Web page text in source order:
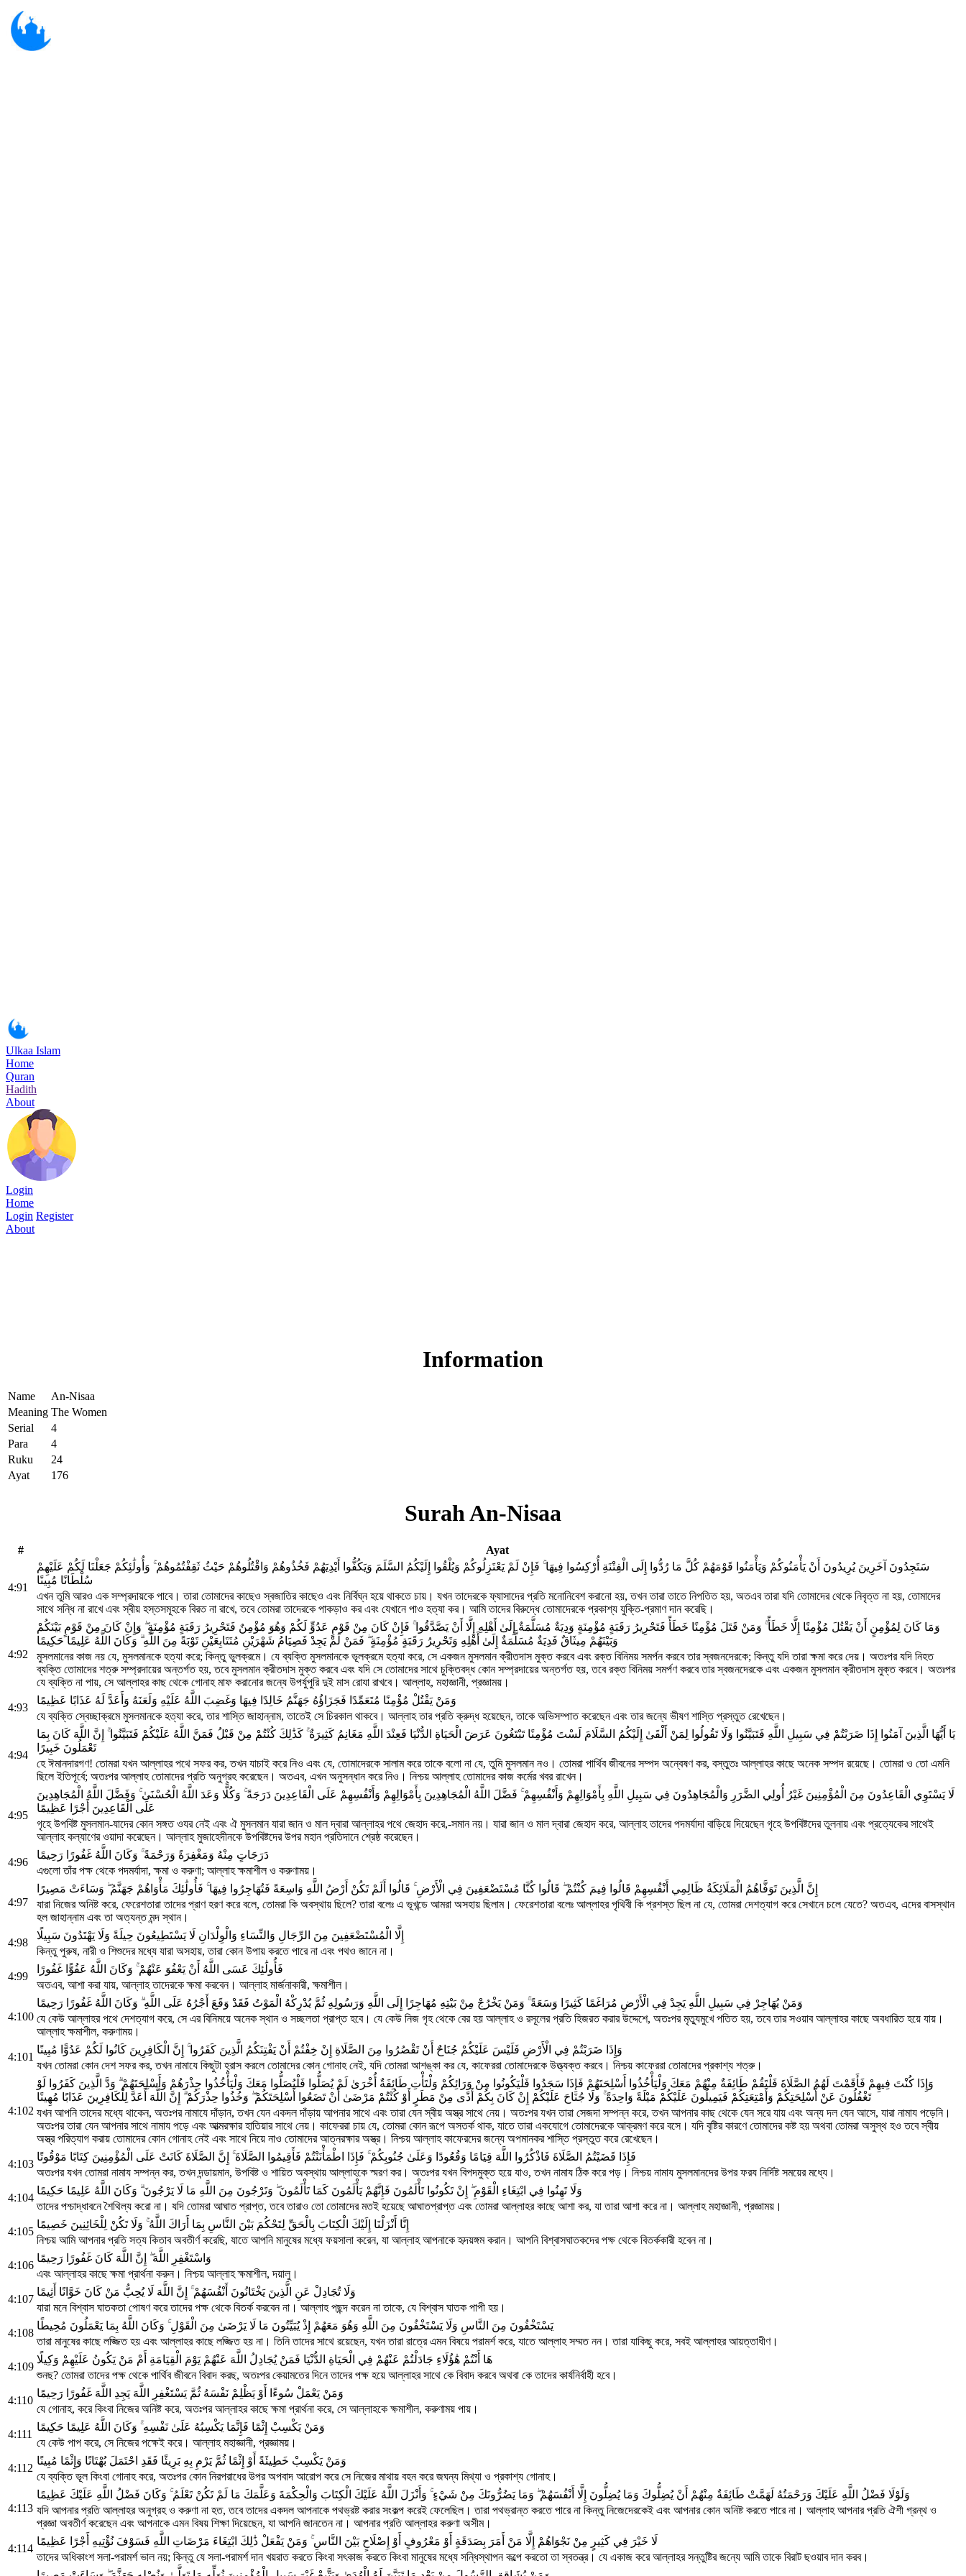
Ulkaa Islam
Home
Quran
Hadith
About
Login
Home
Login Register
About
Information
Name
An-Nisaa
Meaning The Women
Serial
4
Para
4
Ruku
24
Ayat
176
Surah An-Nisaa
# Ayat
4:91
سَتَجِدُونَ آخَرِينَ يُرِيدُونَ أَنْ يَأْمَنُوكُمْ وَيَأْمَنُوا قَوْمَهُمْ كُلَّ مَا رُدُّوا إِلَى الْفِتْنَةِ أُرْكِسُوا فِيهَا ۚ فَإِنْ لَمْ يَعْتَزِلُوكُمْ وَيُلْقُوا إِلَيْكُمُ السَّلَمَ وَيَكُفُّوا أَيْدِيَهُمْ فَخُذُوهُمْ وَاقْتُلُوهُمْ حَيْثُ ثَقِفْتُمُوهُمْ ۚ وَأُولَٰئِكُمْ جَعَلْنَا لَكُمْ عَلَيْهِمْ
سُلْطَانًا مُبِينًا
এখন তুমি আরও এক সম্প্রদায়কে পাবে। তারা তোমাদের কাছেও স্বজাতির কাছেও এবং নির্বিঘ্ন হয়ে থাকতে চায়। যখন তাদেরকে ফ্যাসাদের প্রতি মনোনিবেশ করানো হয়, তখন তারা তাতে নিপতিত হয়, অতএব তারা যদি তোমাদের থেকে নিবৃত্ত না হয়, তোমাদের
সাথে সন্ধি না রাখে এবং স্বীয় হস্তসমূহকে বিরত না রাখে, তবে তোমরা তাদেরকে পাকড়াও কর এবং যেখানে পাও হত্যা কর। আমি তাদের বিরুদ্ধে তোমাদেরকে প্রকাশ্য যুক্তি-প্রমাণ দান করেছি।
4:92
وَمَا كَانَ لِمُؤْمِنٍ أَنْ يَقْتُلَ مُؤْمِنًا إِلَّا خَطَأً ۚ وَمَنْ قَتَلَ مُؤْمِنًا خَطَأً فَتَحْرِيرُ رَقَبَةٍ مُؤْمِنَةٍ وَدِيَةٌ مُسَلَّمَةٌ إِلَىٰ أَهْلِهِ إِلَّا أَنْ يَصَّدَّقُوا ۚ فَإِنْ كَانَ مِنْ قَوْمٍ عَدُوٍّ لَكُمْ وَهُوَ مُؤْمِنٌ فَتَحْرِيرُ رَقَبَةٍ مُؤْمِنَةٍ ۖ وَإِنْ كَانَ مِنْ قَوْمٍ بَيْنَكُمْ
وَبَيْنَهُمْ مِيثَاقٌ فَدِيَةٌ مُسَلَّمَةٌ إِلَىٰ أَهْلِهِ وَتَحْرِيرُ رَقَبَةٍ مُؤْمِنَةٍ ۖ فَمَنْ لَمْ يَجِدْ فَصِيَامُ شَهْرَيْنِ مُتَتَابِعَيْنِ تَوْبَةً مِنَ اللَّهِ ۗ وَكَانَ اللَّهُ عَلِيمًا حَكِيمًا
মুসলমানের কাজ নয় যে, মুসলমানকে হত্যা করে; কিন্তু ভুলক্রমে। যে ব্যক্তি মুসলমানকে ভূলক্রমে হত্যা করে, সে একজন মুসলমান ক্রীতদাস মুক্ত করবে এবং রক্ত বিনিময় সমর্পন করবে তার স্বজনদেরকে; কিন্তু যদি তারা ক্ষমা করে দেয়। অতঃপর যদি নিহত
ব্যক্তি তোমাদের শত্রু সম্প্রদায়ের অন্তর্গত হয়, তবে মুসলমান ক্রীতদাস মুক্ত করবে এবং যদি সে তোমাদের সাথে চুক্তিবদ্ধ কোন সম্প্রদায়ের অন্তর্গত হয়, তবে রক্ত বিনিময় সমর্পণ করবে তার স্বজনদেরকে এবং একজন মুসলমান ক্রীতদাস মুক্ত করবে। অতঃপর
যে ব্যক্তি না পায়, সে আল্লাহর কাছ থেকে গোনাহ মাফ করানোর জন্যে উপর্যুপুরি দুই মাস রোযা রাখবে। আল্লাহ, মহাজ্ঞানী, প্রজ্ঞাময়।
4:93
وَمَنْ يَقْتُلْ مُؤْمِنًا مُتَعَمِّدًا فَجَزَاؤُهُ جَهَنَّمُ خَالِدًا فِيهَا وَغَضِبَ اللَّهُ عَلَيْهِ وَلَعَنَهُ وَأَعَدَّ لَهُ عَذَابًا عَظِيمًا
যে ব্যক্তি স্বেচ্ছাক্রমে মুসলমানকে হত্যা করে, তার শাস্তি জাহান্নাম, তাতেই সে চিরকাল থাকবে। আল্লাহ তার প্রতি ক্রুদ্ধ হয়েছেন, তাকে অভিসম্পাত করেছেন এবং তার জন্যে ভীষণ শাস্তি প্রস্তুত রেখেছেন।
4:94
يَا أَيُّهَا الَّذِينَ آمَنُوا إِذَا ضَرَبْتُمْ فِي سَبِيلِ اللَّهِ فَتَبَيَّنُوا وَلَا تَقُولُوا لِمَنْ أَلْقَىٰ إِلَيْكُمُ السَّلَامَ لَسْتَ مُؤْمِنًا تَبْتَغُونَ عَرَضَ الْحَيَاةِ الدُّنْيَا فَعِنْدَ اللَّهِ مَغَانِمُ كَثِيرَةٌ ۚ كَذَٰلِكَ كُنْتُمْ مِنْ قَبْلُ فَمَنَّ اللَّهُ عَلَيْكُمْ فَتَبَيَّنُوا ۚ إِنَّ اللَّهَ كَانَ بِمَا
تَعْمَلُونَ خَبِيرًا
হে ঈমানদারগণ! তোমরা যখন আল্লাহর পথে সফর কর, তখন যাচাই করে নিও এবং যে, তোমাদেরকে সালাম করে তাকে বলো না যে, তুমি মুসলমান নও। তোমরা পার্থিব জীবনের সম্পদ অন্বেষণ কর, বস্তুতঃ আল্লাহর কাছে অনেক সম্পদ রয়েছে। তোমরা ও তো এমনি
ছিলে ইতিপূর্বে; অতঃপর আল্লাহ তোমাদের প্রতি অনুগ্রহ করেছেন। অতএব, এখন অনুসন্ধান করে নিও। নিশ্চয় আল্লাহ তোমাদের কাজ কর্মের খবর রাখেন।
4:95
لَا يَسْتَوِي الْقَاعِدُونَ مِنَ الْمُؤْمِنِينَ غَيْرُ أُولِي الضَّرَرِ وَالْمُجَاهِدُونَ فِي سَبِيلِ اللَّهِ بِأَمْوَالِهِمْ وَأَنْفُسِهِمْ ۚ فَضَّلَ اللَّهُ الْمُجَاهِدِينَ بِأَمْوَالِهِمْ وَأَنْفُسِهِمْ عَلَى الْقَاعِدِينَ دَرَجَةً ۚ وَكُلًّا وَعَدَ اللَّهُ الْحُسْنَىٰ ۚ وَفَضَّلَ اللَّهُ الْمُجَاهِدِينَ
عَلَى الْقَاعِدِينَ أَجْرًا عَظِيمًا
গৃহে উপবিষ্ট মুসলমান-যাদের কোন সঙ্গত ওযর নেই এবং ঐ মুসলমান যারা জান ও মাল দ্বারা আল্লাহর পথে জেহাদ করে,-সমান নয়। যারা জান ও মাল দ্বারা জেহাদ করে, আল্লাহ তাদের পদমর্যাদা বাড়িয়ে দিয়েছেন গৃহে উপবিষ্টদের তুলনায় এবং প্রত্যেকের সাথেই
আল্লাহ কল্যাণের ওয়াদা করেছেন। আল্লাহ মুজাহেদীনকে উপবিষ্টদের উপর মহান প্রতিদানে শ্রেষ্ঠ করেছেন।
4:96
دَرَجَاتٍ مِنْهُ وَمَغْفِرَةً وَرَحْمَةً ۚ وَكَانَ اللَّهُ غَفُورًا رَحِيمًا
এগুলো তাঁর পক্ষ থেকে পদমর্যাদা, ক্ষমা ও করুণা; আল্লাহ ক্ষমাশীল ও করুণাময়।
4:97
إِنَّ الَّذِينَ تَوَفَّاهُمُ الْمَلَائِكَةُ ظَالِمِي أَنْفُسِهِمْ قَالُوا فِيمَ كُنْتُمْ ۖ قَالُوا كُنَّا مُسْتَضْعَفِينَ فِي الْأَرْضِ ۚ قَالُوا أَلَمْ تَكُنْ أَرْضُ اللَّهِ وَاسِعَةً فَتُهَاجِرُوا فِيهَا ۚ فَأُولَٰئِكَ مَأْوَاهُمْ جَهَنَّمُ ۖ وَسَاءَتْ مَصِيرًا
যারা নিজের অনিষ্ট করে, ফেরেশতারা তাদের প্রাণ হরণ করে বলে, তোমরা কি অবস্থায় ছিলে? তারা বলেঃ এ ভূখন্ডে আমরা অসহায় ছিলাম। ফেরেশতারা বলেঃ আল্লাহর পৃথিবী কি প্রশস্ত ছিল না যে, তোমরা দেশত্যাগ করে সেখানে চলে যেতে? অতএব, এদের বাসস্থান
হল জাহান্নাম এবং তা অত্যন্ত মন্দ স্থান।
4:98
إِلَّا الْمُسْتَضْعَفِينَ مِنَ الرِّجَالِ وَالنِّسَاءِ وَالْوِلْدَانِ لَا يَسْتَطِيعُونَ حِيلَةً وَلَا يَهْتَدُونَ سَبِيلًا
কিন্তু পুরুষ, নারী ও শিশুদের মধ্যে যারা অসহায়, তারা কোন উপায় করতে পারে না এবং পথও জানে না।
4:99
فَأُولَٰئِكَ عَسَى اللَّهُ أَنْ يَعْفُوَ عَنْهُمْ ۚ وَكَانَ اللَّهُ عَفُوًّا غَفُورًا
অতএব, আশা করা যায়, আল্লাহ তাদেরকে ক্ষমা করবেন। আল্লাহ মার্জনাকারী, ক্ষমাশীল।
4:100
وَمَنْ يُهَاجِرْ فِي سَبِيلِ اللَّهِ يَجِدْ فِي الْأَرْضِ مُرَاغَمًا كَثِيرًا وَسَعَةً ۚ وَمَنْ يَخْرُجْ مِنْ بَيْتِهِ مُهَاجِرًا إِلَى اللَّهِ وَرَسُولِهِ ثُمَّ يُدْرِكْهُ الْمَوْتُ فَقَدْ وَقَعَ أَجْرُهُ عَلَى اللَّهِ ۗ وَكَانَ اللَّهُ غَفُورًا رَحِيمًا
যে কেউ আল্লাহর পথে দেশত্যাগ করে, সে এর বিনিময়ে অনেক স্থান ও সচ্ছলতা প্রাপ্ত হবে। যে কেউ নিজ গৃহ থেকে বের হয় আল্লাহ ও রসূলের প্রতি হিজরত করার উদ্দেশে, অতঃপর মৃত্যুমুখে পতিত হয়, তবে তার সওয়াব আল্লাহর কাছে অবধারিত হয়ে যায়।
আল্লাহ ক্ষমাশীল, করুণাময়।
4:101
وَإِذَا ضَرَبْتُمْ فِي الْأَرْضِ فَلَيْسَ عَلَيْكُمْ جُنَاحٌ أَنْ تَقْصُرُوا مِنَ الصَّلَاةِ إِنْ خِفْتُمْ أَنْ يَفْتِنَكُمُ الَّذِينَ كَفَرُوا ۚ إِنَّ الْكَافِرِينَ كَانُوا لَكُمْ عَدُوًّا مُبِينًا
যখন তোমরা কোন দেশ সফর কর, তখন নামাযে কিছুটা হ্রাস করলে তোমাদের কোন গোনাহ নেই, যদি তোমরা আশঙ্কা কর যে, কাফেররা তোমাদেরকে উত্ত্যক্ত করবে। নিশ্চয় কাফেররা তোমাদের প্রকাশ্য শত্রু।
4:102
وَإِذَا كُنْتَ فِيهِمْ فَأَقَمْتَ لَهُمُ الصَّلَاةَ فَلْتَقُمْ طَائِفَةٌ مِنْهُمْ مَعَكَ وَلْيَأْخُذُوا أَسْلِحَتَهُمْ فَإِذَا سَجَدُوا فَلْيَكُونُوا مِنْ وَرَائِكُمْ وَلْتَأْتِ طَائِفَةٌ أُخْرَىٰ لَمْ يُصَلُّوا فَلْيُصَلُّوا مَعَكَ وَلْيَأْخُذُوا حِذْرَهُمْ وَأَسْلِحَتَهُمْ ۗ وَدَّ الَّذِينَ كَفَرُوا لَوْ
تَغْفُلُونَ عَنْ أَسْلِحَتِكُمْ وَأَمْتِعَتِكُمْ فَيَمِيلُونَ عَلَيْكُمْ مَيْلَةً وَاحِدَةً ۚ وَلَا جُنَاحَ عَلَيْكُمْ إِنْ كَانَ بِكُمْ أَذًى مِنْ مَطَرٍ أَوْ كُنْتُمْ مَرْضَىٰ أَنْ تَضَعُوا أَسْلِحَتَكُمْ ۖ وَخُذُوا حِذْرَكُمْ ۗ إِنَّ اللَّهَ أَعَدَّ لِلْكَافِرِينَ عَذَابًا مُهِينًا
যখন আপনি তাদের মধ্যে থাকেন, অতঃপর নামাযে দাঁড়ান, তখন যেন একদল দাঁড়ায় আপনার সাথে এবং তারা যেন স্বীয় অস্ত্র সাথে নেয়। অতঃপর যখন তারা সেজদা সম্পন্ন করে, তখন আপনার কাছ থেকে যেন সরে যায় এবং অন্য দল যেন আসে, যারা নামায পড়েনি।
অতঃপর তারা যেন আপনার সাথে নামায পড়ে এবং আত্মরক্ষার হাতিয়ার সাথে নেয়। কাফেররা চায় যে, তোমরা কোন রূপে অসতর্ক থাক, যাতে তারা একযোগে তোমাদেরকে আক্রমণ করে বসে। যদি বৃষ্টির কারণে তোমাদের কষ্ট হয় অথবা তোমরা অসুস্থ হও তবে স্বীয়
অস্ত্র পরিত্যাগ করায় তোমাদের কোন গোনাহ নেই এবং সাথে নিয়ে নাও তোমাদের আত্নরক্ষার অস্ত্র। নিশ্চয় আল্লাহ কাফেরদের জন্যে অপমানকর শাস্তি প্রস্তুত করে রেখেছেন।
4:103
فَإِذَا قَضَيْتُمُ الصَّلَاةَ فَاذْكُرُوا اللَّهَ قِيَامًا وَقُعُودًا وَعَلَىٰ جُنُوبِكُمْ ۚ فَإِذَا اطْمَأْنَنْتُمْ فَأَقِيمُوا الصَّلَاةَ ۚ إِنَّ الصَّلَاةَ كَانَتْ عَلَى الْمُؤْمِنِينَ كِتَابًا مَوْقُوتًا
অতঃপর যখন তোমরা নামায সম্পন্ন কর, তখন দন্ডায়মান, উপবিষ্ট ও শায়িত অবস্থায় আল্লাহকে স্মরণ কর। অতঃপর যখন বিপদমুক্ত হয়ে যাও, তখন নামায ঠিক করে পড়। নিশ্চয় নামায মুসলমানদের উপর ফরয নির্দিষ্ট সময়ের মধ্যে।
4:104
وَلَا تَهِنُوا فِي ابْتِغَاءِ الْقَوْمِ ۖ إِنْ تَكُونُوا تَأْلَمُونَ فَإِنَّهُمْ يَأْلَمُونَ كَمَا تَأْلَمُونَ ۖ وَتَرْجُونَ مِنَ اللَّهِ مَا لَا يَرْجُونَ ۗ وَكَانَ اللَّهُ عَلِيمًا حَكِيمًا
তাদের পশ্চাদ্ধাবনে শৈথিল্য করো না। যদি তোমরা আঘাত প্রাপ্ত, তবে তারাও তো তোমাদের মতই হয়েছে আঘাতপ্রাপ্ত এবং তোমরা আল্লাহর কাছে আশা কর, যা তারা আশা করে না। আল্লাহ মহাজ্ঞানী, প্রজ্ঞাময়।
4:105
إِنَّا أَنْزَلْنَا إِلَيْكَ الْكِتَابَ بِالْحَقِّ لِتَحْكُمَ بَيْنَ النَّاسِ بِمَا أَرَاكَ اللَّهُ ۚ وَلَا تَكُنْ لِلْخَائِنِينَ خَصِيمًا
নিশ্চয় আমি আপনার প্রতি সত্য কিতাব অবতীর্ণ করেছি, যাতে আপনি মানুষের মধ্যে ফয়সালা করেন, যা আল্লাহ আপনাকে হৃদয়ঙ্গম করান। আপনি বিশ্বাসঘাতকদের পক্ষ থেকে বিতর্ককারী হবেন না।
4:106
وَاسْتَغْفِرِ اللَّهَ ۖ إِنَّ اللَّهَ كَانَ غَفُورًا رَحِيمًا
এবং আল্লাহর কাছে ক্ষমা প্রার্থনা করুন। নিশ্চয় আল্লাহ ক্ষমাশীল, দয়ালু।
4:107
وَلَا تُجَادِلْ عَنِ الَّذِينَ يَخْتَانُونَ أَنْفُسَهُمْ ۚ إِنَّ اللَّهَ لَا يُحِبُّ مَنْ كَانَ خَوَّانًا أَثِيمًا
যারা মনে বিশ্বাস ঘাতকতা পোষণ করে তাদের পক্ষ থেকে বিতর্ক করবেন না। আল্লাহ পছন্দ করেন না তাকে, যে বিশ্বাস ঘাতক পাপী হয়।
4:108
يَسْتَخْفُونَ مِنَ النَّاسِ وَلَا يَسْتَخْفُونَ مِنَ اللَّهِ وَهُوَ مَعَهُمْ إِذْ يُبَيِّتُونَ مَا لَا يَرْضَىٰ مِنَ الْقَوْلِ ۚ وَكَانَ اللَّهُ بِمَا يَعْمَلُونَ مُحِيطًا
তারা মানুষের কাছে লজ্জিত হয় এবং আল্লাহর কাছে লজ্জিত হয় না। তিনি তাদের সাথে রয়েছেন, যখন তারা রাত্রে এমন বিষয়ে পরামর্শ করে, যাতে আল্লাহ সম্মত নন। তারা যাকিছু করে, সবই আল্লাহর আয়ত্তাধীণ।
4:109
هَا أَنْتُمْ هَٰؤُلَاءِ جَادَلْتُمْ عَنْهُمْ فِي الْحَيَاةِ الدُّنْيَا فَمَنْ يُجَادِلُ اللَّهَ عَنْهُمْ يَوْمَ الْقِيَامَةِ أَمْ مَنْ يَكُونُ عَلَيْهِمْ وَكِيلًا
শুনছ? তোমরা তাদের পক্ষ থেকে পার্থিব জীবনে বিবাদ করছ, অতঃপর কেয়ামতের দিনে তাদের পক্ষ হয়ে আল্লাহর সাথে কে বিবাদ করবে অথবা কে তাদের কার্যনির্বাহী হবে।
4:110
وَمَنْ يَعْمَلْ سُوءًا أَوْ يَظْلِمْ نَفْسَهُ ثُمَّ يَسْتَغْفِرِ اللَّهَ يَجِدِ اللَّهَ غَفُورًا رَحِيمًا
যে গোনাহ, করে কিংবা নিজের অনিষ্ট করে, অতঃপর আল্লাহর কাছে ক্ষমা প্রার্থনা করে, সে আল্লাহকে ক্ষমাশীল, করুণাময় পায়।
4:111
وَمَنْ يَكْسِبْ إِثْمًا فَإِنَّمَا يَكْسِبُهُ عَلَىٰ نَفْسِهِ ۚ وَكَانَ اللَّهُ عَلِيمًا حَكِيمًا
যে কেউ পাপ করে, সে নিজের পক্ষেই করে। আল্লাহ মহাজ্ঞানী, প্রজ্ঞাময়।
4:112
وَمَنْ يَكْسِبْ خَطِيئَةً أَوْ إِثْمًا ثُمَّ يَرْمِ بِهِ بَرِيئًا فَقَدِ احْتَمَلَ بُهْتَانًا وَإِثْمًا مُبِينًا
যে ব্যক্তি ভূল কিংবা গোনাহ করে, অতঃপর কোন নিরপরাধের উপর অপবাদ আরোপ করে সে নিজের মাথায় বহন করে জঘন্য মিথ্যা ও প্রকাশ্য গোনাহ।
4:113
وَلَوْلَا فَضْلُ اللَّهِ عَلَيْكَ وَرَحْمَتُهُ لَهَمَّتْ طَائِفَةٌ مِنْهُمْ أَنْ يُضِلُّوكَ وَمَا يُضِلُّونَ إِلَّا أَنْفُسَهُمْ ۖ وَمَا يَضُرُّونَكَ مِنْ شَيْءٍ ۚ وَأَنْزَلَ اللَّهُ عَلَيْكَ الْكِتَابَ وَالْحِكْمَةَ وَعَلَّمَكَ مَا لَمْ تَكُنْ تَعْلَمُ ۚ وَكَانَ فَضْلُ اللَّهِ عَلَيْكَ عَظِيمًا
যদি আপনার প্রতি আল্লাহর অনুগ্রহ ও করুণা না হত, তবে তাদের একদল আপনাকে পথভ্রষ্ট করার সংকল্প করেই ফেলেছিল। তারা পথভ্রান্ত করতে পারে না কিন্তু নিজেদেরকেই এবং আপনার কোন অনিষ্ট করতে পারে না। আল্লাহ আপনার প্রতি ঐশী গ্রন্থ ও
প্রজ্ঞা অবতীর্ণ করেছেন এবং আপনাকে এমন বিষয় শিক্ষা দিয়েছেন, যা আপনি জানতেন না। আপনার প্রতি আল্লাহর করুণা অসীম।
4:114
لَا خَيْرَ فِي كَثِيرٍ مِنْ نَجْوَاهُمْ إِلَّا مَنْ أَمَرَ بِصَدَقَةٍ أَوْ مَعْرُوفٍ أَوْ إِصْلَاحٍ بَيْنَ النَّاسِ ۚ وَمَنْ يَفْعَلْ ذَٰلِكَ ابْتِغَاءَ مَرْضَاتِ اللَّهِ فَسَوْفَ نُؤْتِيهِ أَجْرًا عَظِيمًا
তাদের অধিকাংশ সলা-পরামর্শ ভাল নয়; কিন্তু যে সলা-পরামর্শ দান খয়রাত করতে কিংবা সৎকাজ করতে কিংবা মানুষের মধ্যে সন্ধিস্থাপন কল্পে করতো তা স্বতন্ত্র। যে একাজ করে আল্লাহর সন্তুষ্টির জন্যে আমি তাকে বিরাট ছওয়াব দান করব।